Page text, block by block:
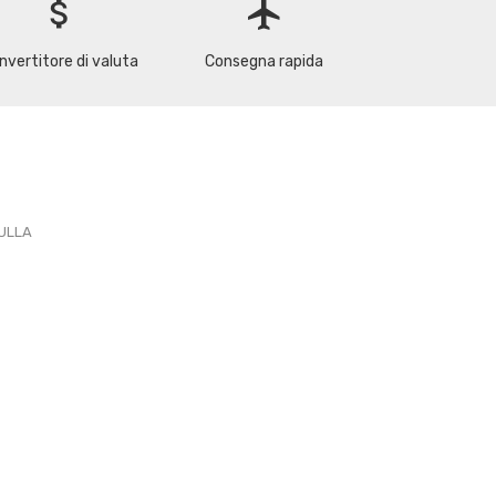
attach_money
di valuta
flight
Consegna rapida